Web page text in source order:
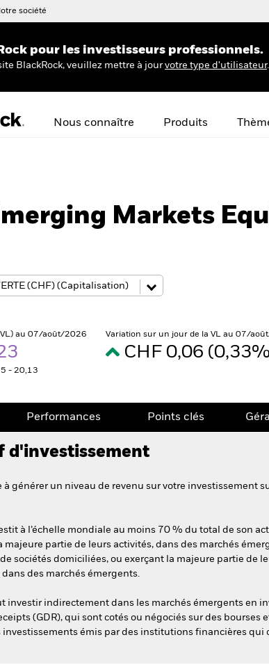
société
pour les investisseurs professionnels.
BlackRock, veuillez mettre à jour votre type d'utilisateur.
Nous connaître Produits
Markets
au 07/août/2026
- 20,13
Variation sur un jour de la VL au 07/
CHF 0,06
Performances Points clés
d'investissement
à générer un niveau de revenu sur votre investissement
à l’échelle mondiale au moins 70 % du total de son
majeure partie de leurs activités, dans des marchés
sociétés domiciliées, ou exerçant la majeure partie de
des marchés émergents.
investir indirectement dans les marchés émergents en
(GDR), qui sont cotés ou négociés sur des
investissements émis par des institutions financières